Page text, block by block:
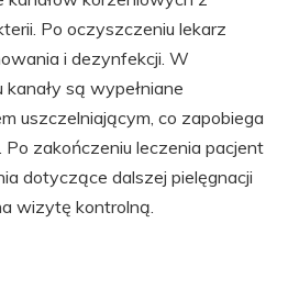
Po oczyszczeniu lekarz
i dezynfekcji. W
są wypełniane
uszczelniającym, co zapobiega
zakończeniu leczenia pacjent
dotyczące dalszej pielęgnacji
wizytę kontrolną.